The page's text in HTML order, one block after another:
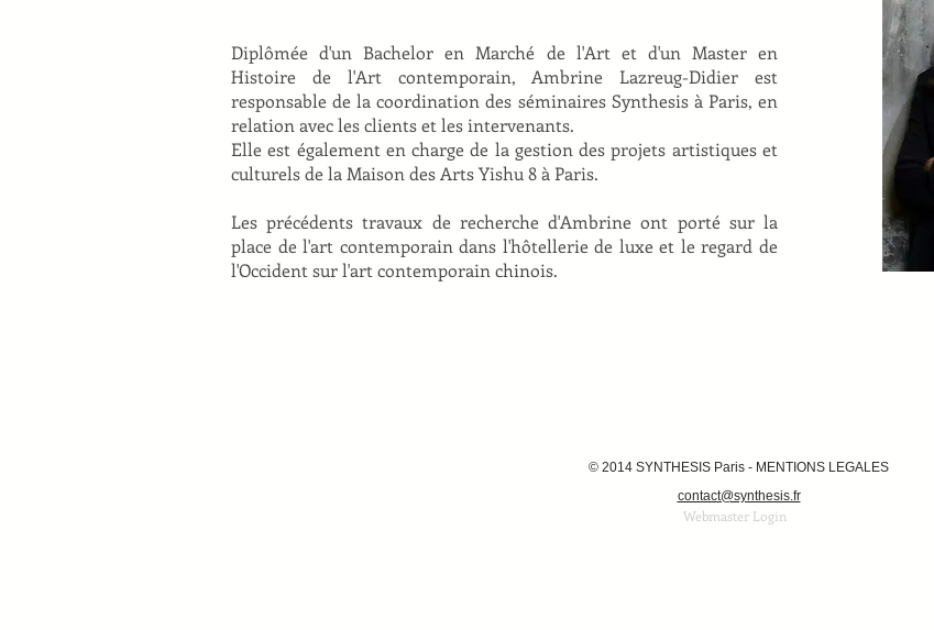
Diplômée d'un Bachelor en Marché de l'Art et d'un Master en
Histoire de l'Art contemporain, Ambrine Lazreug-Didier est
responsable de la coordination des séminaires Synthesis à Paris, en
relation avec les clients et les intervenants.
Elle est également en charge de la gestion des projets artistiques et
culturels de la Maison des Arts Yishu 8 à Paris.
Les précédents travaux de recherche d'Ambrine ont porté sur la
place de l'art contemporain dans l'hôtellerie de luxe et le regard de
l'Occident sur l'art contemporain chinois.
© 2014 SYNTHESIS Paris - MENTIONS LEGALES
contact@synthesis.fr
Webmaster Login